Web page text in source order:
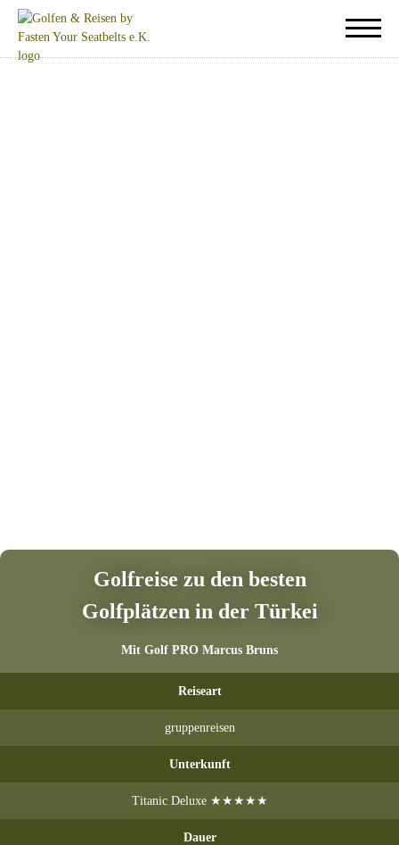
Golfreise zu den besten
Golfplätzen in der Türkei
Mit Golf PRO Marcus Bruns
Reiseart
gruppenreisen
Unterkunft
Titanic Deluxe ★★★★★
Dauer